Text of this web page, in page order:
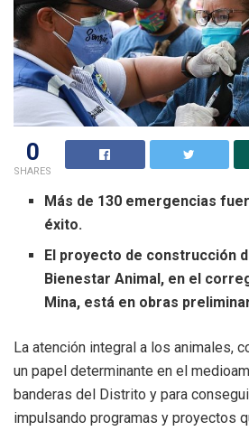
0
SHARES
Más de 130 emergencias
éxito.
El proyecto de construcción
Bienestar Animal, en el
Mina, está en obras
La atención integral a los animales,
un papel determinante en el
banderas del Distrito y para
impulsando programas y proyectos